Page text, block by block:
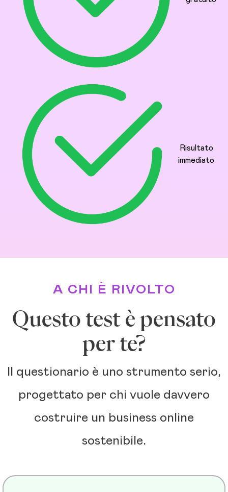
Risultato
immediato
A CHI È RIVOLTO
Questo test è pensato
per te?
Il questionario è uno strumento serio,
progettato per chi vuole davvero
costruire un business online
sostenibile.